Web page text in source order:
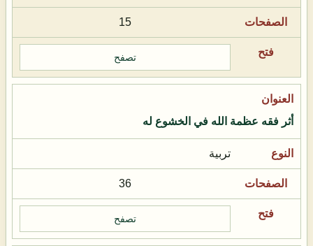
15
تصفح
أثر فقه عظمة الله في الخشوع له
تربية
36
تصفح